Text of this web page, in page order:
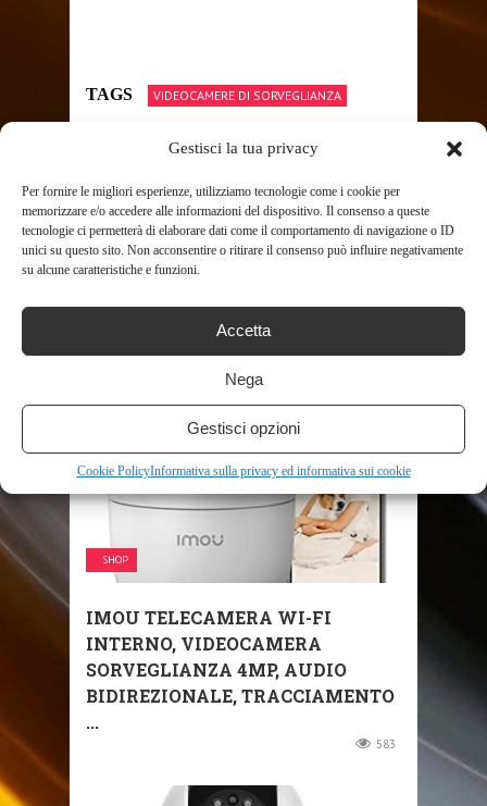
Gestisci la tua privacy
Per fornire le migliori esperienze, utilizziamo tecnologie come i cookie per
memorizzare e/o accedere alle informazioni del dispositivo. Il consenso a queste
tecnologie ci permetterà di elaborare dati come il comportamento di navigazione o ID
unici su questo sito. Non acconsentire o ritirare il consenso può influire negativamente
su alcune caratteristiche e funzioni.
Accetta
Nega
Gestisci opzioni
Cookie PolicyInformativa sulla privacy ed informativa sui cookie
TAGS VIDEOCAMERE DI SORVEGLIANZA
SHARE THIS POST
RELATED POSTS
SHOP
IMOU TELECAMERA WI-FI
INTERNO, VIDEOCAMERA
SORVEGLIANZA 4MP, AUDIO
BIDIREZIONALE, TRACCIAMENTO
...
583